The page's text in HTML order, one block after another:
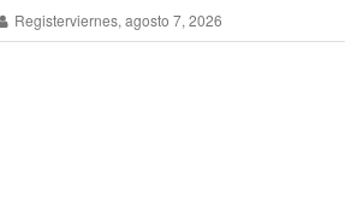
Registerviernes, agosto 7, 2026